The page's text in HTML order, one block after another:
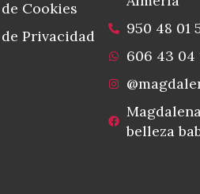
Cookies
Privacidad
950 48 01
606 43 04
belleza